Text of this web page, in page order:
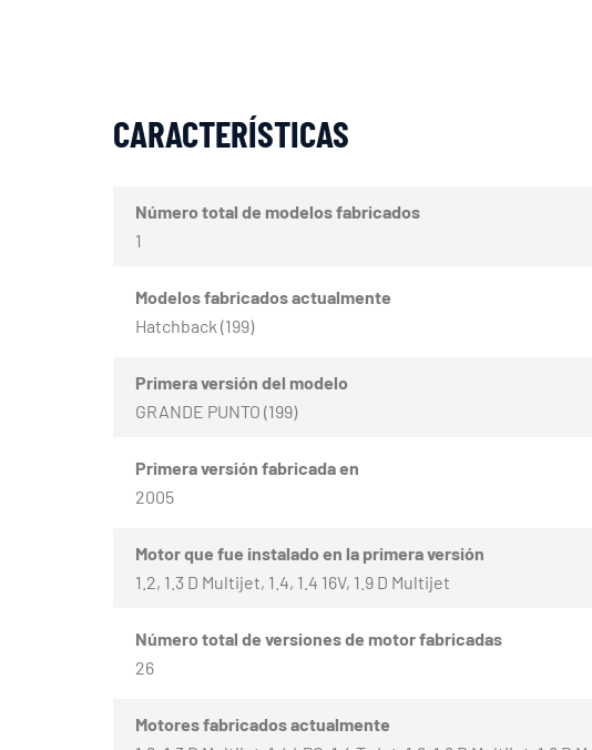
CARACTERÍSTICAS
Número total de modelos fabricados
1
Modelos fabricados actualmente
Hatchback (199)
Primera versión del modelo
GRANDE PUNTO (199)
Primera versión fabricada en
2005
Motor que fue instalado en la primera versión
1.2, 1.3 D Multijet, 1.4, 1.4 16V, 1.9 D Multijet
Número total de versiones de motor fabricadas
26
Motores fabricados actualmente